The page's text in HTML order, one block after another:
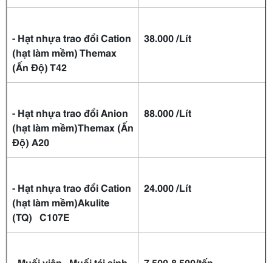
- Hạt nhựa trao đổi Cation
(hạt làm mềm) Themax
(Ấn Độ) T42
38.000 /Lít
- Hạt nhựa trao đổi Anion
(hạt làm mềm)Themax (Ấn
Độ) A20
88.000 /Lít
- Hạt nhựa trao đổi Cation
(hạt làm mềm)Akulite
(TQ) C107E
24.000 /Lít